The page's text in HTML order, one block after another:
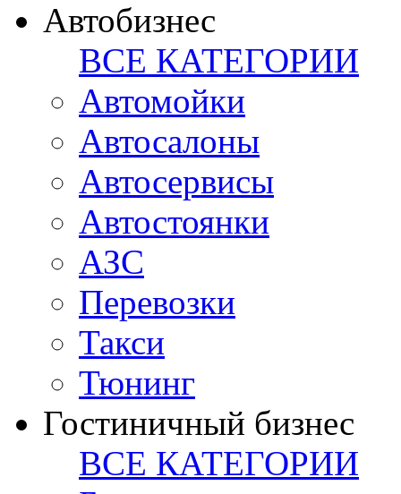
Автобизнес
ВСЕ КАТЕГОРИИ
Автомойки
Автосалоны
Автосервисы
Автостоянки
АЗС
Перевозки
Такси
Тюнинг
Гостиничный бизнес
ВСЕ КАТЕГОРИИ